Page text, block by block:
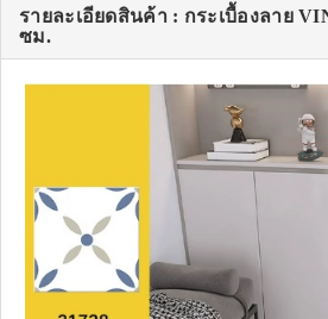
รายละเอียดสินค้า : กระเบื้องลาย
ซม.